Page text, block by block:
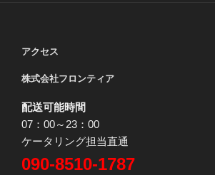
アクセス
株式会社フロンティア
配送可能時間
07：00～23：00
ケータリング担当直通
090-8510-1787